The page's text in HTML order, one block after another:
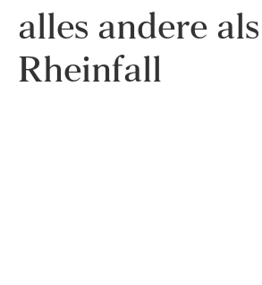
alles andere
Rheinfall